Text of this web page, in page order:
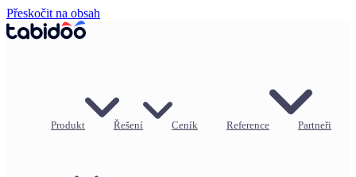
Přeskočit na obsah
Produkt Řešení Ceník Reference Partneři